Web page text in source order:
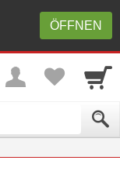
ÖFFNEN